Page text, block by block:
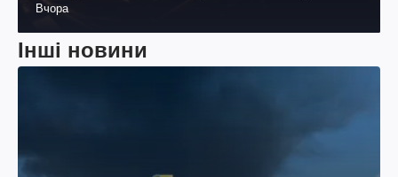
поранених (фото, відео)
Вчора
Інші новини